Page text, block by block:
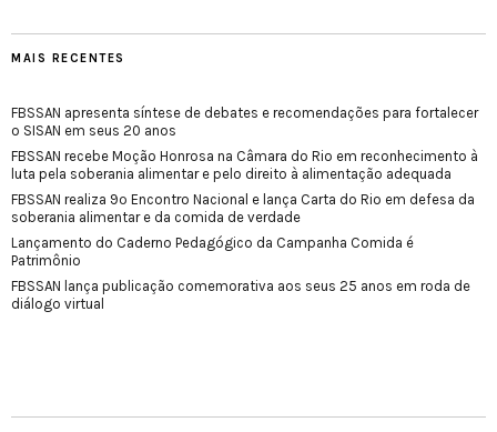
MAIS RECENTES
FBSSAN apresenta síntese de debates e recomendações para fortalecer
o SISAN em seus 20 anos
FBSSAN recebe Moção Honrosa na Câmara do Rio em reconhecimento à
luta pela soberania alimentar e pelo direito à alimentação adequada
FBSSAN realiza 9º Encontro Nacional e lança Carta do Rio em defesa da
soberania alimentar e da comida de verdade
Lançamento do Caderno Pedagógico da Campanha Comida é
Patrimônio
FBSSAN lança publicação comemorativa aos seus 25 anos em roda de
diálogo virtual